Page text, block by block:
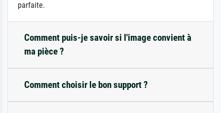
parfaite.
Comment puis-je savoir si l'image convient à
ma pièce ?
Comment choisir le bon support ?